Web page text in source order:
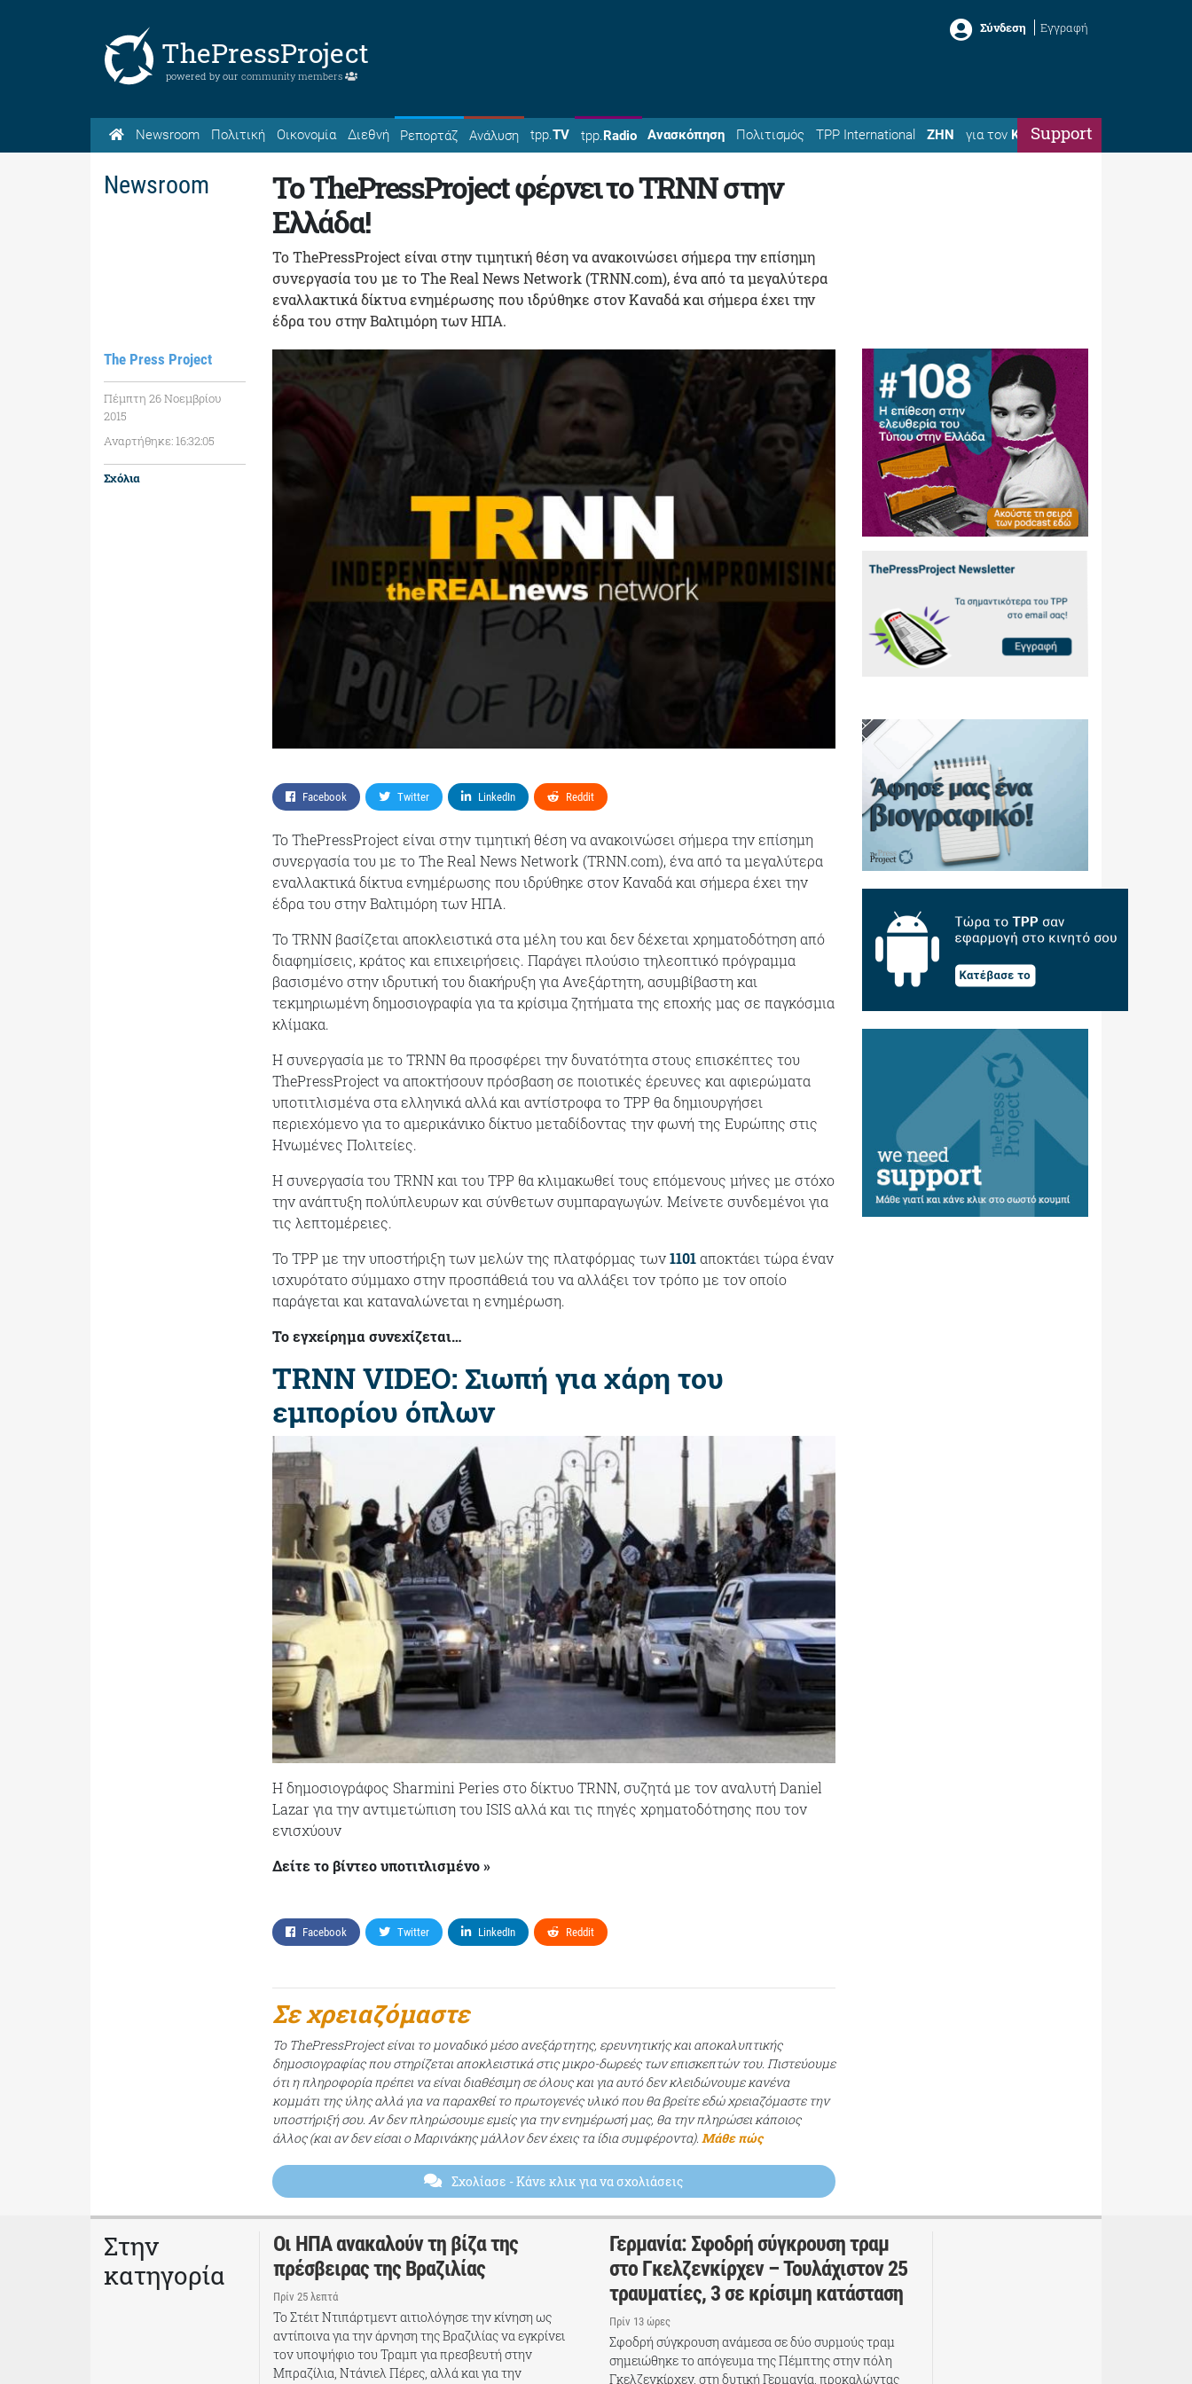
ThePressProject
powered by our community members
Σύνδεση Εγγραφή
Newsroom Πολιτική Οικονομία Διεθνή Ρεπορτάζ Ανάλυση tpp.TV tpp.Radio Ανασκόπηση Πολιτισμός TPP International ΖΗΝ για τον ΚώσταSupport
Newsroom
The Press Project
Πέμπτη 26 Νοεμβρίου
2015
Αναρτήθηκε: 16:32:05
Σχόλια
Το ThePressProject φέρνει το TRNN στην
Ελλάδα!
Το ThePressProject είναι στην τιμητική θέση να ανακοινώσει σήμερα την επίσημη
συνεργασία του με το The Real News Network (TRNN.com), ένα από τα μεγαλύτερα
εναλλακτικά δίκτυα ενημέρωσης που ιδρύθηκε στον Καναδά και σήμερα έχει την
έδρα του στην Βαλτιμόρη των ΗΠΑ.
Facebook Twitter LinkedIn Reddit
Το ThePressProject είναι στην τιμητική θέση να ανακοινώσει σήμερα την επίσημη
συνεργασία του με το The Real News Network (TRNN.com), ένα από τα μεγαλύτερα
εναλλακτικά δίκτυα ενημέρωσης που ιδρύθηκε στον Καναδά και σήμερα έχει την
έδρα του στην Βαλτιμόρη των ΗΠΑ.
Το TRNN βασίζεται αποκλειστικά στα μέλη του και δεν δέχεται χρηματοδότηση από
διαφημίσεις, κράτος και επιχειρήσεις. Παράγει πλούσιο τηλεοπτικό πρόγραμμα
βασισμένο στην ιδρυτική του διακήρυξη για Ανεξάρτητη, ασυμβίβαστη και
τεκμηριωμένη δημοσιογραφία για τα κρίσιμα ζητήματα της εποχής μας σε παγκόσμια
κλίμακα.
Η συνεργασία με το TRNN θα προσφέρει την δυνατότητα στους επισκέπτες του
ThePressProject να αποκτήσουν πρόσβαση σε ποιοτικές έρευνες και αφιερώματα
υποτιτλισμένα στα ελληνικά αλλά και αντίστροφα το TPP θα δημιουργήσει
περιεχόμενο για το αμερικάνικο δίκτυο μεταδίδοντας την φωνή της Ευρώπης στις
Ηνωμένες Πολιτείες.
Η συνεργασία του TRNN και του TPP θα κλιμακωθεί τους επόμενους μήνες με στόχο
την ανάπτυξη πολύπλευρων και σύνθετων συμπαραγωγών. Μείνετε συνδεμένοι για
τις λεπτομέρειες.
Το TPP με την υποστήριξη των μελών της πλατφόρμας των1101αποκτάει τώρα έναν
ισχυρότατο σύμμαχο στην προσπάθειά του να αλλάξει τον τρόπο με τον οποίο
παράγεται και καταναλώνεται η ενημέρωση.
Το εγχείρημα συνεχίζεται…
TRNN VIDEO: Σιωπή για χάρη του
εμπορίου όπλων
Η δημοσιογράφος Sharmini Peries στο δίκτυο ΤRΝΝ, συζητά με τον αναλυτή Daniel
Lazar για την αντιμετώπιση του ISIS αλλά και τις πηγές χρηματοδότησης που τον
ενισχύουν
Δείτε το βίντεο υποτιτλισμένο »
Facebook Twitter LinkedIn Reddit
Σε χρειαζόμαστε
Το ThePressProject είναι το μοναδικό μέσο ανεξάρτητης, ερευνητικής και αποκαλυπτικής
δημοσιογραφίας που στηρίζεται αποκλειστικά στις μικρο-δωρεές των επισκεπτών του. Πιστεύουμε
ότι η πληροφορία πρέπει να είναι διαθέσιμη σε όλους και για αυτό δεν κλειδώνουμε κανένα
κομμάτι της ύλης αλλά για να παραχθεί το πρωτογενές υλικό που θα βρείτε εδώ χρειαζόμαστε την
υποστήριξή σου. Αν δεν πληρώσουμε εμείς για την ενημέρωσή μας, θα την πληρώσει κάποιος
άλλος (και αν δεν είσαι ο Μαρινάκης μάλλον δεν έχεις τα ίδια συμφέροντα). Μάθε πώς
Σχολίασε - Κάνε κλικ για να σχολιάσεις
Στην
κατηγορία
Οι ΗΠΑ ανακαλούν τη βίζα της
πρέσβειρας της Βραζιλίας
Πρίν 25 λεπτά
Το Στέιτ Ντιπάρτμεντ αιτιολόγησε την κίνηση ως
αντίποινα για την άρνηση της Βραζιλίας να εγκρίνει
τον υποψήφιο του Τραμπ για πρεσβευτή στην
Μπραζίλια, Ντάνιελ Πέρες, αλλά και για την
Γερμανία: Σφοδρή σύγκρουση τραμ
στο Γκελζενκίρχεν – Τουλάχιστον 25
τραυματίες, 3 σε κρίσιμη κατάσταση
Πρίν 13 ώρες
Σφοδρή σύγκρουση ανάμεσα σε δύο συρμούς τραμ
σημειώθηκε το απόγευμα της Πέμπτης στην πόλη
Γκελζενκίρχεν, στη δυτική Γερμανία, προκαλώντας